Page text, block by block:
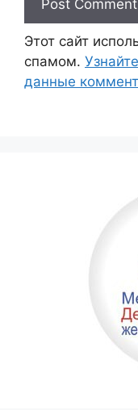
Этот сайт
спамом.
данные